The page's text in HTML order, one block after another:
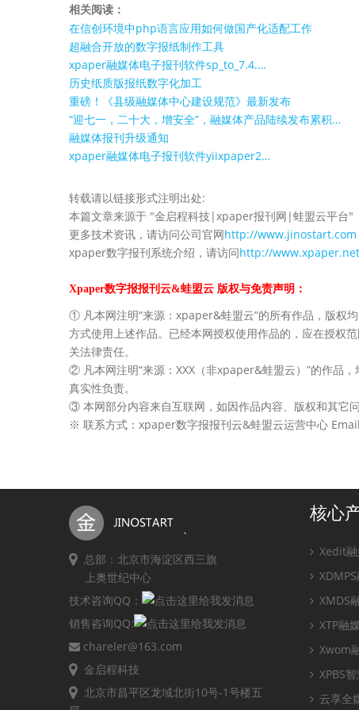
相关阅读：
在信创环境中php语言应用如何做国产化适配工作
超融合开放的数字报纸制作工具
xpaper融媒体电子报刊软件sp_to_7.4.…
历史纸质版报纸数字化加工
重磅！《县级融媒体中心建设规范》最新发布
“迎七一，二十大，增安全”，融媒体产品陆续发布累积…
融媒体报刊升级通知
xpaper融媒体电子报刊软件yiixpaper2…
转载请以链接形式注明出处:
本篇文章来源于 "金启程科技|xpaper报刊网|蛙盟云平台"
更多技术资讯，请访问公司官网http://www.jinostart.com
xpaper数字报刊系统介绍，请访问http://www.xpaper.net
Xpaper数字报报刊云&蛙盟云 版权与免责声明：
① 凡本网注明“来源：xpaper&蛙盟云”的所有作品，版权
方式使用上述作品。已经本网授权使用作品的，应在授权
关法律责任。
② 凡本网注明“来源：XXX（非xpaper&蛙盟云）”的作品
真实性负责。
③ 本网部分内容来自互联网，如因作品内容、版权和其它
※ 联系方式：xpaper数字报报刊云&蛙盟云运营中心
总部：北京市海淀区西三旗
上奥世纪中心
技术咨询QQ：
销售咨询QQ:
chareler@163.com
金启程科技
北京市昌平区龙域北街10号-1号楼五
核心
Xedit
XMDS
XTP融
Xwom
XPBS
云享全